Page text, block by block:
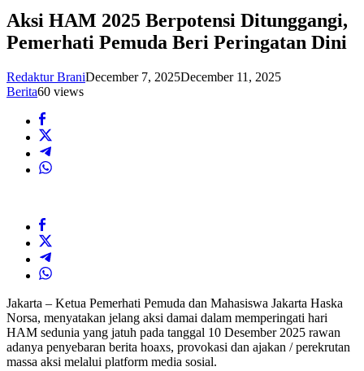
Aksi HAM 2025 Berpotensi Ditunggangi,
Pemerhati Pemuda Beri Peringatan Dini
Redaktur BraniDecember 7, 2025December 11, 2025
Berita60 views
Jakarta – Ketua Pemerhati Pemuda dan Mahasiswa Jakarta Haska
Norsa, menyatakan jelang aksi damai dalam memperingati hari
HAM sedunia yang jatuh pada tanggal 10 Desember 2025 rawan
adanya penyebaran berita hoaxs, provokasi dan ajakan / perekrutan
massa aksi melalui platform media sosial.